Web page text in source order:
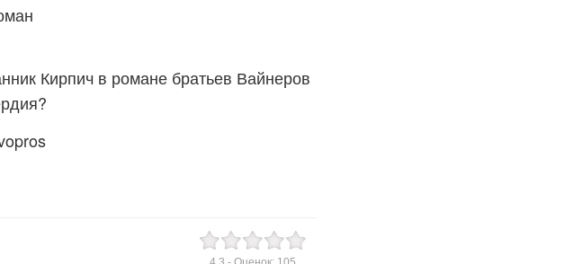
Кирпич в романе братьев Вайнеров